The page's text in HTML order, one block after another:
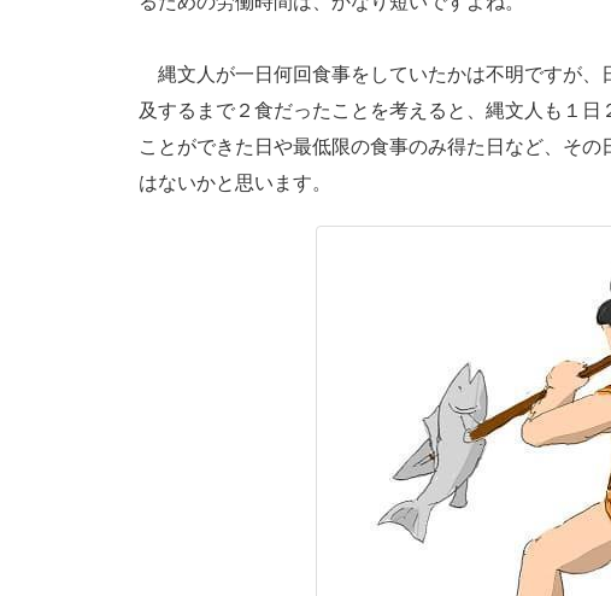
縄文人が一日何回食事をしていたかは不明ですが、
及するまで２食だったことを考えると、縄文人も１
ことができた日や最低限の食事のみ得た日など、そ
はないかと思います。